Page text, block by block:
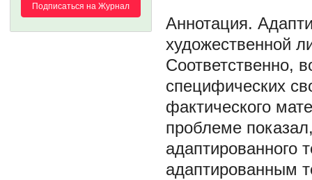
Подписаться на Журнал
художественной
Соответственно,
специфических
фактического
проблеме
адаптированного
адаптированным